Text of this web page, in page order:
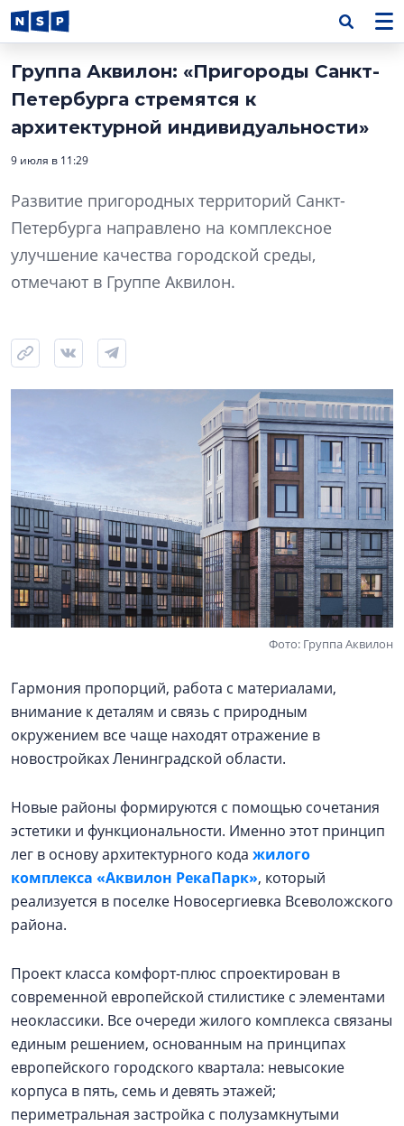
Группа Аквилон: «Пригороды Санкт-
Петербурга стремятся к
архитектурной индивидуальности»
9 июля в 11:29
Развитие пригородных территорий Санкт-
Петербурга направлено на комплексное
улучшение качества городской среды,
отмечают в Группе Аквилон.
Фото: Группа Аквилон
Гармония пропорций, работа с материалами,
внимание к деталям и связь с природным
окружением все чаще находят отражение в
новостройках Ленинградской области.
Новые районы формируются с помощью сочетания
эстетики и функциональности. Именно этот принцип
лег в основу архитектурного кода жилого
комплекса «Аквилон РекаПарк», который
реализуется в поселке Новосергиевка Всеволожского
района.
Проект класса комфорт-плюс спроектирован в
современной европейской стилистике с элементами
неоклассики. Все очереди жилого комплекса связаны
единым решением, основанным на принципах
европейского городского квартала: невысокие
корпуса в пять, семь и девять этажей;
периметральная застройка с полузамкнутыми